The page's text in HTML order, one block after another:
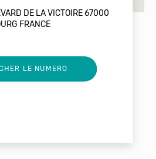
DE LA VICTOIRE 67000
FRANCE
26 LE NUMERO